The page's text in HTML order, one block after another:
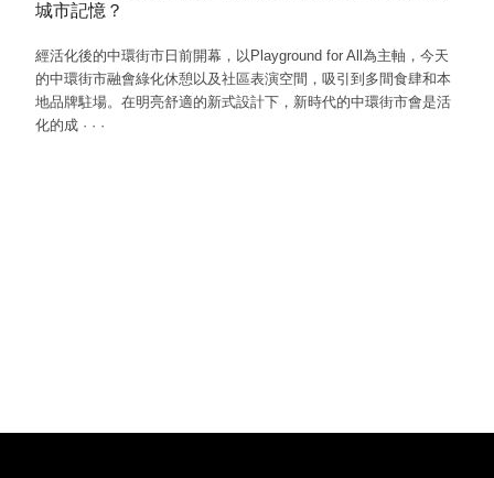
城市記憶？
經活化後的中環街市日前開幕，以Playground for All為主軸，今天
的中環街市融會綠化休憩以及社區表演空間，吸引到多間食肆和本
地品牌駐場。在明亮舒適的新式設計下，新時代的中環街市會是活
化的成 · · ·